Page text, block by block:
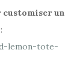
un
lemon-tote-